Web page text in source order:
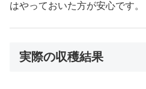
はやっておいた方が安心です。
実際の収穫結果